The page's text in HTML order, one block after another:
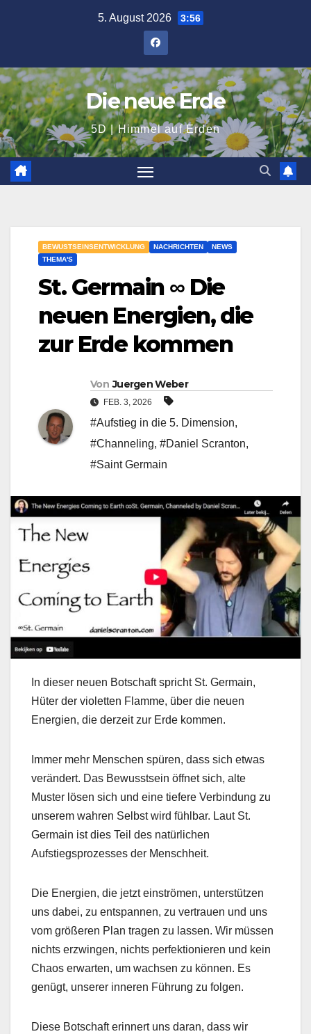
5. August 2026 3:56
Die neue Erde
5D | Himmel auf Erden
BEWUSTSEINSENTWICKLUNG NACHRICHTEN
NEWS
THEMA'S
St. Germain ∞ Die
neuen Energien, die
zur Erde kommen
Von Juergen Weber
FEB. 3, 2026
#Aufstieg in die 5. Dimension,
#Channeling, #Daniel Scranton,
#Saint Germain
In dieser neuen Botschaft spricht St. Germain,
Hüter der violetten Flamme, über die neuen
Energien, die derzeit zur Erde kommen.
Immer mehr Menschen spüren, dass sich etwas
verändert. Das Bewusstsein öffnet sich, alte
Muster lösen sich und eine tiefere Verbindung zu
unserem wahren Selbst wird fühlbar. Laut St.
Germain ist dies Teil des natürlichen
Aufstiegsprozesses der Menschheit.
Die Energien, die jetzt einströmen, unterstützen
uns dabei, zu entspannen, zu vertrauen und uns
vom größeren Plan tragen zu lassen. Wir müssen
nichts erzwingen, nichts perfektionieren und kein
Chaos erwarten, um wachsen zu können. Es
genügt, unserer inneren Führung zu folgen.
Diese Botschaft erinnert uns daran, dass wir